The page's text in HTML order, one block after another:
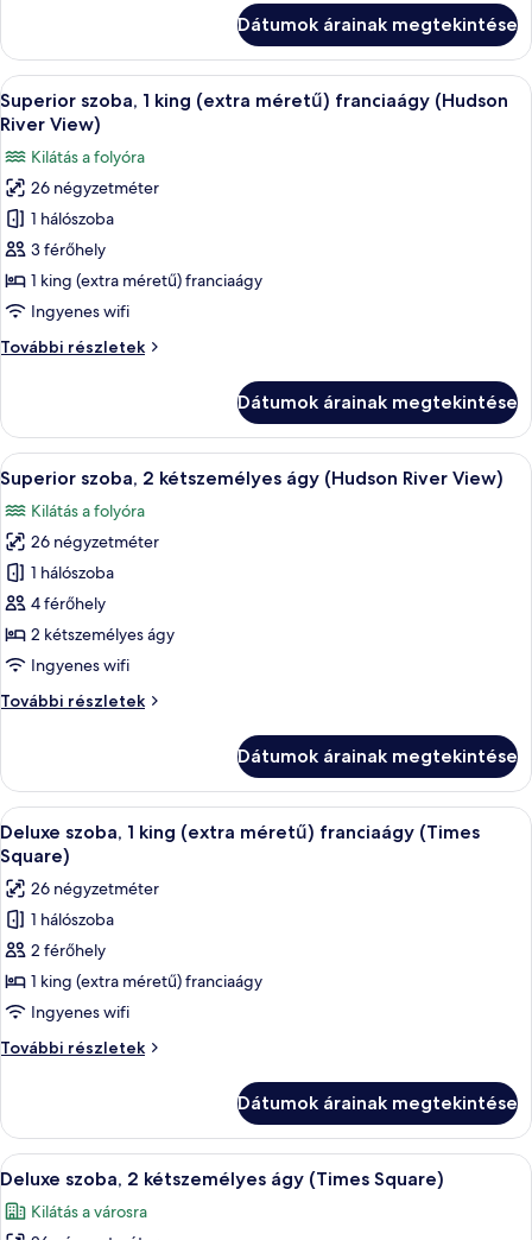
városra
(Social)
kilátással
városra
(Social)
részletei
Dátumok árainak megtekintése
A
következő
összes
képének
megtekintése:
Superior
szoba,
1
(extra
(Hudson
River
View)
Egy szállodai szoba, amelyben egy
8
Superior szoba, 1 king (extra méretű) franciaágy (Hudson
River View)
Kilátás a folyóra
26 négyzetméter
1 hálószoba
3 férőhely
1 king (extra méretű) franciaágy
Ingyenes wifi
További részletek
Superior
(extra
méretű)
franciaágy
(Hudson
River
View)
további
részletei
Dátumok árainak megtekintése
A
következő
szoba
összes
képének
megtekintése:
Superior
szoba,
kétszemélyes
River
View)
Egy szállodai szoba két ággyal, egy
6
Superior szoba, 2 kétszemélyes ágy (Hudson River View)
Kilátás a folyóra
26 négyzetméter
1 hálószoba
4 férőhely
2 kétszemélyes ágy
Ingyenes wifi
További részletek
Superior
ágy
(Hudson
River
View)
további
részletei
Dátumok árainak megtekintése
A
következő
szoba
összes
képének
megtekintése:
Deluxe
szoba,
1
king
méretű)
franciaágy
(Times
Square)
Egy szállodai szoba, amelyben egy
9
Deluxe szoba, 1 king (extra méretű) franciaágy (Times
Square)
26 négyzetméter
1 hálószoba
2 férőhely
1 king (extra méretű) franciaágy
Ingyenes wifi
További részletek
Deluxe
(extra
méretű)
franciaágy
Square)
Dátumok árainak megtekintése
A
következő
szoba
A kilátás egy ablakból, ahonnan
9
Deluxe szoba, 2 kétszemélyes ágy (Times Square)
Kilátás a városra